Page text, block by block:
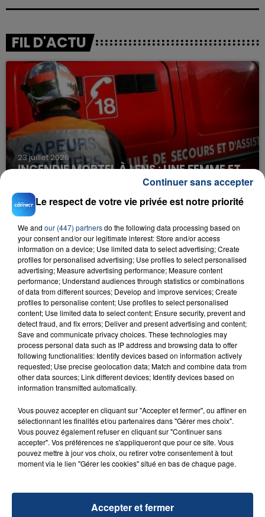
FIL D'ACTU
23 juillet 2026
INCENDIE MORTEL À LENS : UNE FEMME ET
SON BÉBÉ ENTRE LA VIE ET LA...
Un homme s'est immolé par le feu après avoir
aspergé sa compagne et leur bébé de trois mois
d'un liquide inflammable.
20 juillet 2026
UNE ADOLESCENTE DEVANT SE FAIRE
OPÉRER DE LA CHEVILLE RESSORT DE LA...
La famille a porté plainte contre la clinique qui a
reconnu sa responsabilité et présenté ses
excuses.
TITRES DIFFUSÉS
23h31
23h31 23h28
23h28
Le respect de votre vie privée est notre priorité
We and our (447) partnersdo the following data processing based on
your consent and/or our legitimate interest: Store and/or access
information on a device; Use limited data to select advertising; Create
profiles for personalised advertising; Use profiles to select personalised
advertising; Measure advertising performance; Measure content
performance; Understand audiences through statistics or combinations
of data from different sources; Develop and improve services; Create
profiles to personalise content; Use profiles to select personalised
content; Use limited data to select content; Ensure security, prevent and
detect fraud, and fix errors; Deliver and present advertising and content;
Save and communicate privacy choices. These technologies may
process personal data such as IP address and browsing data to offer
following functionalities: Identify devices based on information actively
requested; Use precise geolocation data; Match and combine data from
other data sources; Link different devices; Identify devices based on
information transmitted automatically.
Vous pouvez accepter en cliquant sur "Accepter et fermer", ou affiner en
sélectionnant les finalités et/ou partenaires dans "Gérer mes choix".
Vous pouvez également refuser en cliquant sur "Continuer sans
accepter". Vos préférences ne s'appliqueront que pour ce site. Vous
pouvez mettre à jour vos choix, ou retirer votre consentement à tout
moment via le lien "Gérer les cookies" situé en bas de chaque page.
Accepter et fermer
Continuer sans accepter